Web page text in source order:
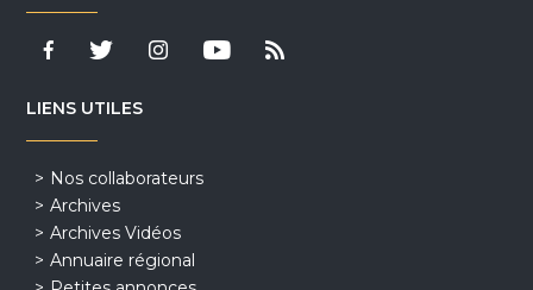
LIENS UTILES
Nos collaborateurs
Archives
Archives Vidéos
Annuaire régional